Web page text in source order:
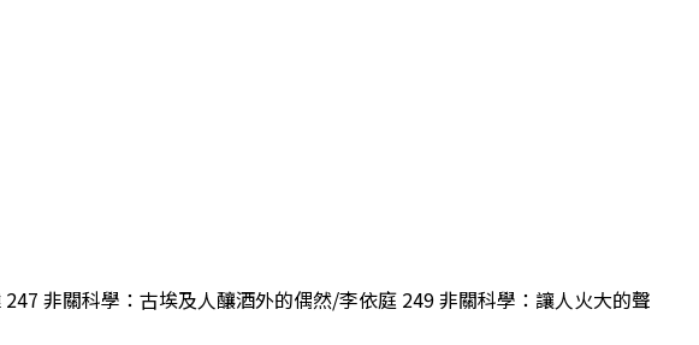
非關科學：古埃及人釀酒外的偶然/李依庭 249 非關科學：讓人火大的聲